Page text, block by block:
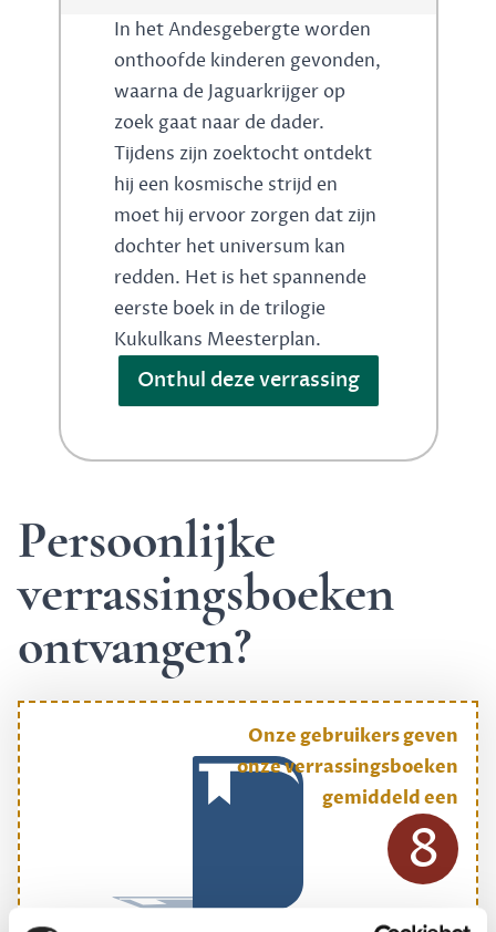
In het Andesgebergte worden
onthoofde kinderen gevonden,
waarna de Jaguarkrijger op
zoek gaat naar de dader.
Tijdens zijn zoektocht ontdekt
hij een kosmische strijd en
moet hij ervoor zorgen dat zijn
dochter het universum kan
redden. Het is het spannende
eerste boek in de trilogie
Kukulkans Meesterplan.
Onthul deze verrassing
Persoonlijke
verrassingsboeken
ontvangen?
Onze gebruikers geven
onze verrassingsboeken
gemiddeld een
8